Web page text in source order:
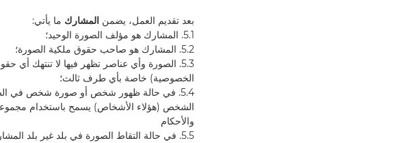
بعد تقديم العمل، يضمن المشارك ما يأتي:
5.1. المشارك هو مؤلف الصورة الوحيد؛
5.2. المشارك هو صاحب حقوق ملكية الصورة؛
5.3. الصورة وأي عناصر تظهر فيها لا تنتهك أي
الخصوصية) خاصة بأي طرف ثالث؛
5.4. في حالة ظهور شخص أو صورة شخص في
والأحكام
5.5. في حالة التقاط الصورة في بلد غير بلد